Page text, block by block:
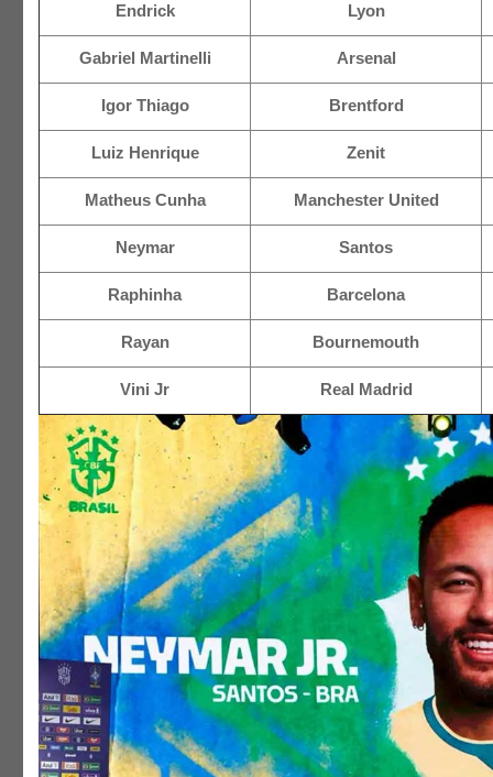
Endrick Lyon
Gabriel Martinelli Arsenal
Igor Thiago Brentford
Luiz Henrique Zenit
Matheus Cunha Manchester United
Neymar Santos
Raphinha Barcelona
Rayan Bournemouth
Vini Jr Real Madrid